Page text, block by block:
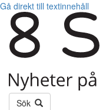
Gå direkt till textinnehåll
Sök